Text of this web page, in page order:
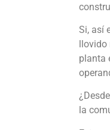
Si, así
llovido
planta
la